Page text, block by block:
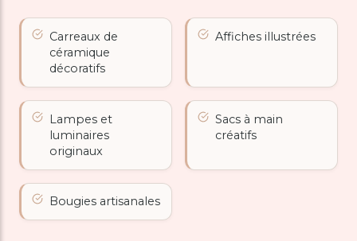
Carreaux de
céramique
décoratifs
Affiches illustrées
Lampes et
luminaires
originaux
Sacs à main
créatifs
Bougies artisanales